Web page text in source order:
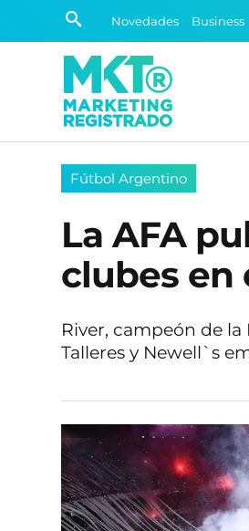
Novedades Business
Fútbol Argentino
La AFA
clubes en
River, campeón de
Talleres y Newell`s